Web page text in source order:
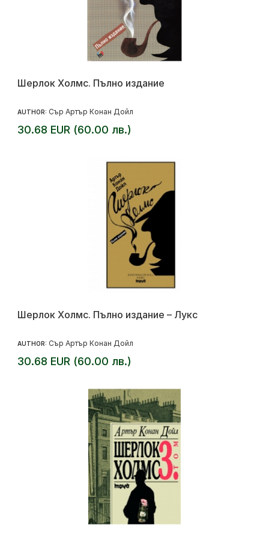
Шерлок Холмс. Пълно издание
AUTHOR: Сър Артър Конан Дойл
30.68 EUR (60.00 лв.)
Шерлок Холмс. Пълно издание – Лукс
AUTHOR: Сър Артър Конан Дойл
30.68 EUR (60.00 лв.)